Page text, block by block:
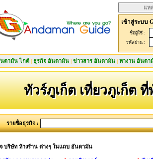
แห
เข้าสู่ระบบ
ชื่อผู้ใช้ :
รหัสผ่าน :
ดามัน ไกด์ | ธุรกิจ อันดามัน | ข่าวสาร อันดามัน | หางาน อันดา
ทัวร์ภูเก็ต เที่ยวภูเก็ต
รายชื่อธุรกิจ :
บริษัท ห้างร้าน ต่างๆ ในแถบ อันดามัน